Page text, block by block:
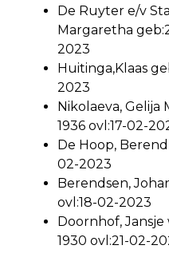
De Ruyter e/v
Margaretha
2023
Huitinga,Klaas
2023
Nikolaeva, Gelija
1936 ovl:17-02-
De Hoop,
02-2023
Berendsen,
ovl:18-02-2023
Doornhof,
1930 ovl:21-02-